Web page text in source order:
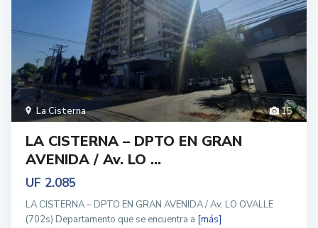
15
La Cisterna
LA CISTERNA – DPTO EN GRAN
AVENIDA / Av. LO ...
UF 2.085
LA CISTERNA – DPTO EN GRAN AVENIDA / Av. LO OVALLE
(702s) Departamento que se encuentra a [más]